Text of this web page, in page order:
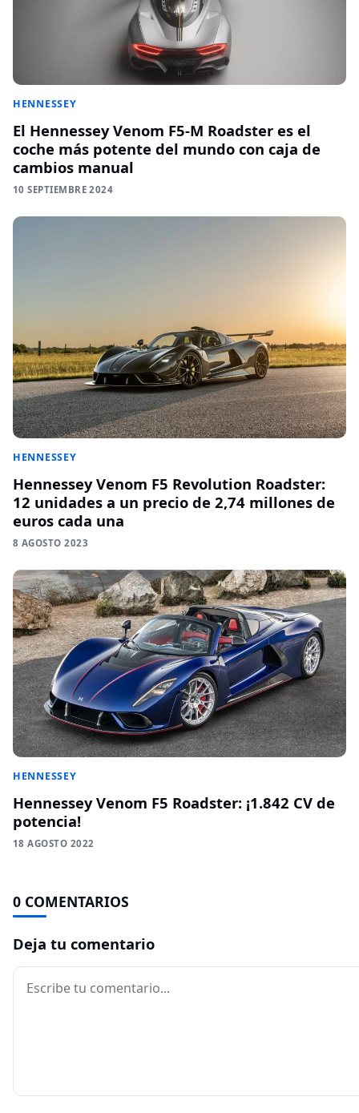
HENNESSEY
El Hennessey Venom F5-M Roadster es el
coche más potente del mundo con caja de
cambios manual
10 SEPTIEMBRE 2024
HENNESSEY
Hennessey Venom F5 Revolution Roadster:
12 unidades a un precio de 2,74 millones de
euros cada una
8 AGOSTO 2023
HENNESSEY
Hennessey Venom F5 Roadster: ¡1.842 CV de
potencia!
18 AGOSTO 2022
0 COMENTARIOS
Deja tu comentario
Comentario